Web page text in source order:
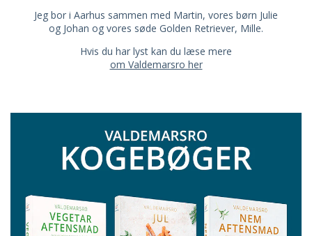
Jeg bor i Aarhus sammen med Martin, vores børn Julie
og Johan og vores søde Golden Retriever, Mille.
Hvis du har lyst kan du læse mere
om Valdemarsro her